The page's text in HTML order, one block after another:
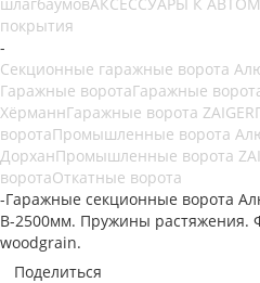
покрытия
-
Секционные гаражные ворота
Гаражные воротаГаражные
ХёрманнГаражные ворота ZAIGER
воротаПромышленные ворота
ДорханПромышленные ворота
воротаОткатные ворота
-Гаражные секционные ворота
В-2500мм. Пружины растяжения.
woodgrain.
Поделиться